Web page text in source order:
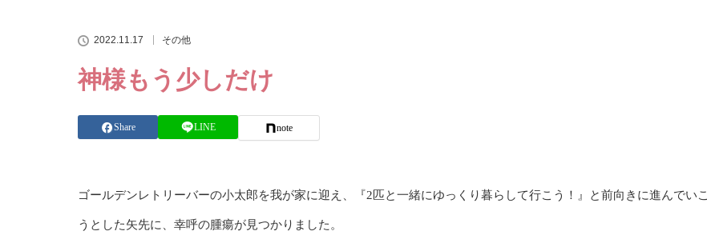
2022.11.17 その他
神様もう少しだけ
Share LINE note
ゴールデンレトリーバーの小太郎を我が家に迎え、『2匹と一緒にゆっくり暮らして行こう！』と前向きに進んでいこ
うとした矢先に、幸呼の腫瘍が見つかりました。